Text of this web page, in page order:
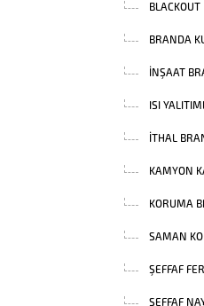
BRANDA
INŞAAT
ISI
İTHAL
KAMYON
KORUMA
SAMAN
ŞEFFAF
ŞEFFAF